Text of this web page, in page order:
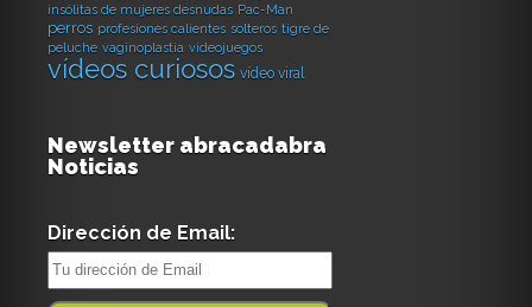
insólitas de mujeres desnudas Pac-Man
perros profesiones calientes solteros tigre de
peluche vaginoplastia videojuegos
vídeos curiosos vídeo viral
Newsletter abracadabra
Noticias
Dirección de Email: